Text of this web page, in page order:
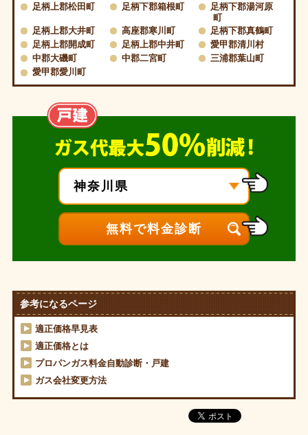
足柄上郡松田町
足柄下郡箱根町
足柄下郡湯河原
町
足柄上郡大井町
高座郡寒川町
足柄下郡真鶴町
足柄上郡開成町
足柄上郡中井町
愛甲郡清川村
中郡大磯町
中郡二宮町
三浦郡葉山町
愛甲郡愛川町
参考になるページ
適正価格早見表
適正価格とは
プロパンガス料金自動診断・戸建
ガス会社変更方法